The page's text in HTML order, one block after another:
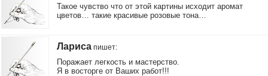
Такое чувство что от этой картины исходит аромат
цветов… такие красивые розовые тона…
Лариса пишет:
Поражает легкость и мастерство.
Я в восторге от Ваших работ!!!